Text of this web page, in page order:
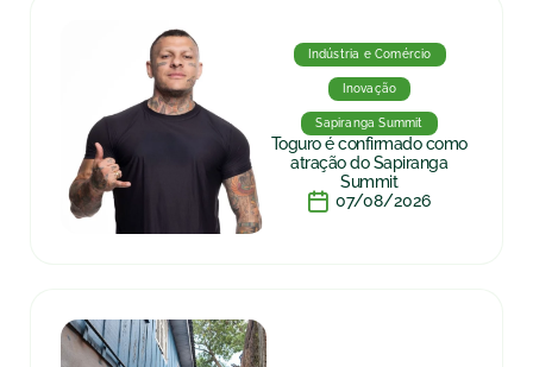
Indústria e Comércio
Inovação
Sapiranga Summit
Toguro é confirmado como
atração do Sapiranga
Summit
07/08/2026